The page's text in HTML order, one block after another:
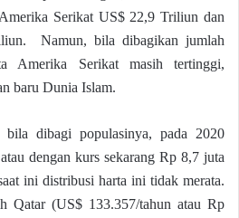
Serikat US$ 22,9 Triliun dan
Namun, bila dibagikan jumlah
Amerika Serikat masih tertinggi,
baru Dunia Islam.
bila dibagi populasinya, pada 2020
dengan kurs sekarang Rp 8,7 juta
ini distribusi harta ini tidak merata.
Qatar (US$ 133.357/tahun atau Rp